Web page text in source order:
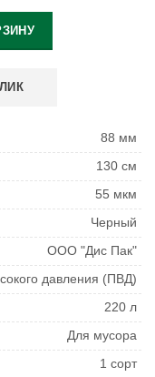
88 мм
130 см
55 мкм
Черный
ООО "Дис Пак"
давления (ПВД)
220 л
Для мусора
1 сорт